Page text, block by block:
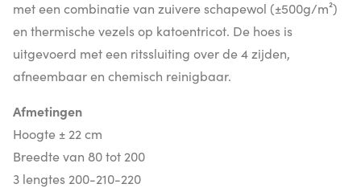
met een combinatie van zuivere schapewol (±500g/m²)
en thermische vezels op katoentricot. De hoes is
uitgevoerd met een ritssluiting over de 4 zijden,
afneembaar en chemisch reinigbaar.
Afmetingen
Hoogte ± 22 cm
Breedte van 80 tot 200
3 lengtes 200-210-220